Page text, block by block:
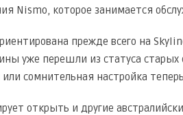
Nismo, которое занимается
прежде всего на
уже перешли из статуса старых
сомнительная настройка
открыть и другие